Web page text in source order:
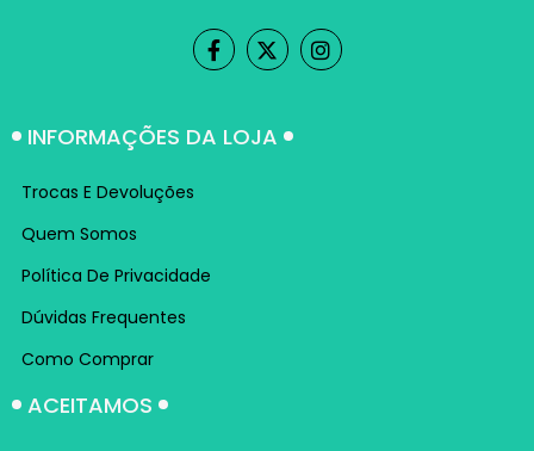
INFORMAÇÕES DA LOJA
Trocas E Devoluções
Quem Somos
Política De Privacidade
Dúvidas Frequentes
Como Comprar
ACEITAMOS